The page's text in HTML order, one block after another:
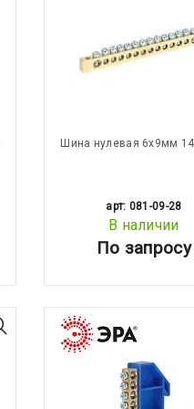
Шина нулевая 6х9мм
арт: 081-09-28
В наличии
По запросу